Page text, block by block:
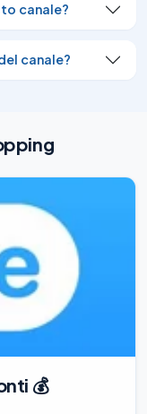
canale?
canale?
💰